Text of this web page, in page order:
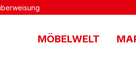
springen
MÖBELWELT